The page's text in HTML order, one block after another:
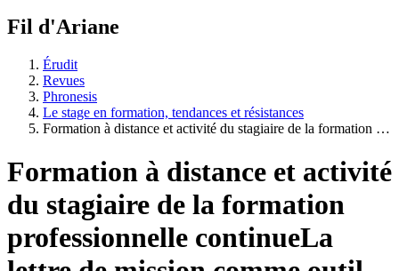
Fil d'Ariane
Érudit
Revues
Phronesis
Le stage en formation, tendances et résistances
Formation à distance et activité du stagiaire de la formation …
Formation à distance et activité
du stagiaire de la formation
professionnelle continueLa